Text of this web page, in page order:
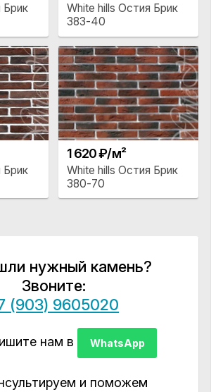
Брик
White hills Остия Брик
383-40
Брик
1 620 ₽/м²
White hills Остия Брик
380-70
нужный камень?
Звоните:
(903) 9605020
нам в WhatsApp
и поможем